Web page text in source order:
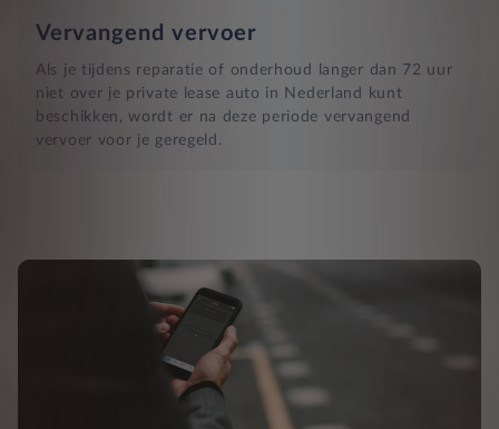
Vervangend vervoer
Als je tijdens reparatie of onderhoud langer dan 72 uur
niet over je private lease auto in Nederland kunt
beschikken, wordt er na deze periode vervangend
vervoer voor je geregeld.